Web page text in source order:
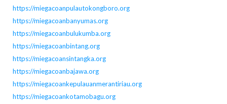
https://miegacoanpulautokongboro.org
https://miegacoanbanyumas.org
https://miegacoanbulukumba.org
https://miegacoanbintang.org
https://miegacoansintangka.org
https://miegacoanbajawa.org
https://miegacoankepulauanmerantiriau.org
https://miegacoankotamobagu.org